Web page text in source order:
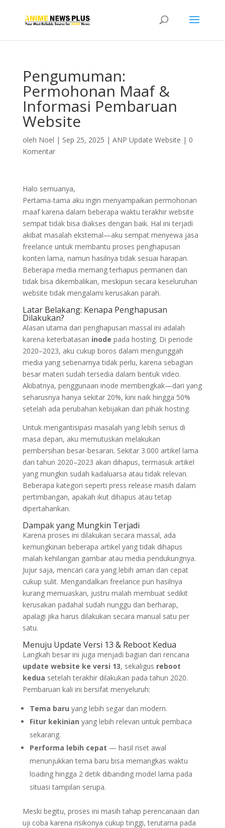
Pengumuman:
Permohonan Maaf &
Informasi Pembaruan
Website
oleh Noel | Sep 25, 2025 | ANP Update Website | 0
Komentar
Halo semuanya,
Pertama-tama aku ingin menyampaikan permohonan
maaf karena dalam beberapa waktu terakhir website
sempat tidak bisa diakses dengan baik. Hal ini terjadi
akibat masalah eksternal—aku sempat menyewa jasa
freelance untuk membantu proses penghapusan
konten lama, namun hasilnya tidak sesuai harapan.
Beberapa media memang terhapus permanen dan
tidak bisa dikembalikan, meskipun secara keseluruhan
website tidak mengalami kerusakan parah.
Latar Belakang: Kenapa Penghapusan
Dilakukan?
Alasan utama dari penghapusan massal ini adalah
karena keterbatasan inode pada hosting. Di periode
2020–2023, aku cukup boros dalam mengunggah
media yang sebenarnya tidak perlu, karena sebagian
besar materi sudah tersedia dalam bentuk video.
Akibatnya, penggunaan inode membengkak—dari yang
seharusnya hanya sekitar 20%, kini naik hingga 50%
setelah ada perubahan kebijakan dari pihak hosting.
Untuk mengantisipasi masalah yang lebih serius di
masa depan, aku memutuskan melakukan
pembersihan besar-besaran. Sekitar 3.000 artikel lama
dari tahun 2020–2023 akan dihapus, termasuk artikel
yang mungkin sudah kadaluarsa atau tidak relevan.
Beberapa kategori seperti press release masih dalam
pertimbangan, apakah ikut dihapus atau tetap
dipertahankan.
Dampak yang Mungkin Terjadi
Karena proses ini dilakukan secara massal, ada
kemungkinan beberapa artikel yang tidak dihapus
malah kehilangan gambar atau media pendukungnya.
Jujur saja, mencari cara yang lebih aman dan cepat
cukup sulit. Mengandalkan freelance pun hasilnya
kurang memuaskan, justru malah membuat sedikit
kerusakan padahal sudah nunggu dan berharap,
apalagi jika harus dilakukan secara manual satu per
satu.
Menuju Update Versi 13 & Reboot Kedua
Langkah besar ini juga menjadi bagian dari rencana
update website ke versi 13, sekaligus reboot
kedua setelah terakhir dilakukan pada tahun 2020.
Pembaruan kali ini bersifat menyeluruh:
Tema baru yang lebih segar dan modern.
Fitur kekinian yang lebih relevan untuk pembaca
sekarang.
Performa lebih cepat — hasil riset awal
menunjukkan tema baru bisa memangkas waktu
loading hingga 2 detik dibanding model lama pada
situasi tampilan serupa.
Meski begitu, proses ini masih tahap perencanaan dan
uji coba karena risikonya cukup tinggi, terutama pada